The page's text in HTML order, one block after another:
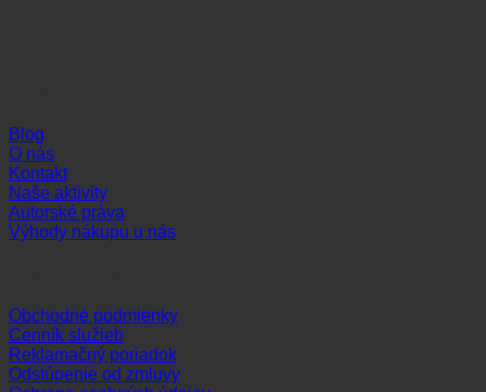
Blog
O nás
Kontakt
Naše aktivity
Autorské práva
Výhody nákupu u nás
Obchodné podmienky
Cenník služieb
Reklamačný poriadok
Odstúpenie od zmluvy